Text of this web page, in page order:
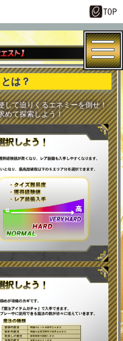
は？
して迫りくるエネミーを倒せ！
めて探索しよう！